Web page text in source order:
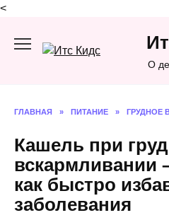
<
содержанию
О
ГЛАВНАЯ » ПИТАНИЕ » ГРУДНОЕ
Кашель при
вскармливании
как быстро
заболевания